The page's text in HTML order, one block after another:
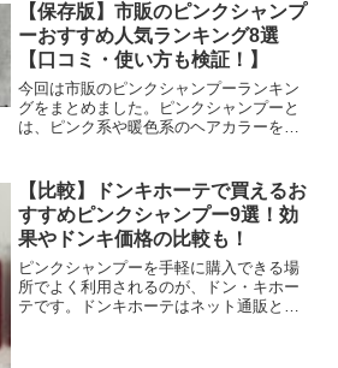
うです！実際にカラーシャンプーの2種の
発色などを比...
【保存版】市販のピンクシャンプ
ーおすすめ人気ランキング8選
【口コミ・使い方も検証！】
今回は市販のピンクシャンプーランキン
グをまとめました。ピンクシャンプーと
は、ピンク系や暖色系のヘアカラーを保
れるピンク系のヘアカラーですが、すぐ
に色落ちしてしまうのが悩...
【比較】ドンキホーテで買えるお
すすめピンクシャンプー9選！効
果やドンキ価格の比較も！
ピンクシャンプーを手軽に購入できる場
所でよく利用されるのが、ドン・キホー
テです。ドンキホーテはネット通販とは